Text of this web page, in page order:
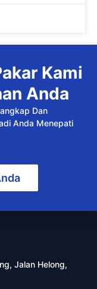
Kami
Anda
Dan
Anda Menepati
Jalan Helong,